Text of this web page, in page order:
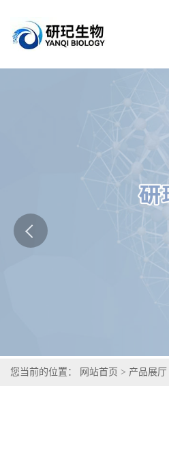
您当前的位置： 网站首页 > 产品展厅